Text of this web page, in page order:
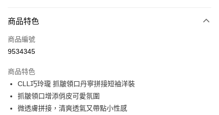
信用卡一次付款
信用卡分期付款
合作金庫商業銀行
華南商業銀行
彰化商業銀行
上海商業儲蓄銀行
國泰世華商業銀行
兆豐國際商業銀行
超商取貨付款
LINE Pay
商品特色
商品編號
9534345
商品特色
CLL巧玲瓏 抓皺領口丹寧拼接短袖洋裝
抓皺領口增添俏皮可愛氛圍
微透膚拼接，清爽透氣又帶點小性感